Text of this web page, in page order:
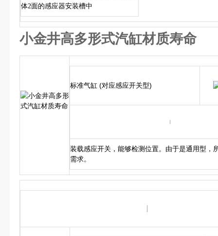
体2面的感应器安装槽中
小金井高多形式汽缸材质寿命
标准气缸 (对应感应开关型)
装载感应开关，能够检测位置。由于是通用型，
需求。